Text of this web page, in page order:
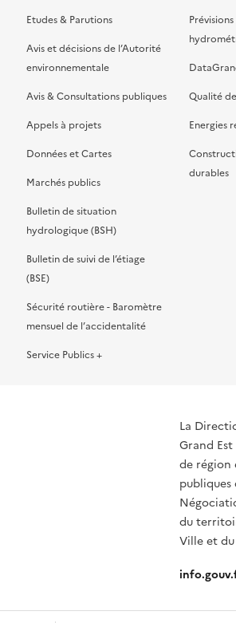
Etudes & Parutions
Avis et décisions de l’Autorité
environnementale
Avis & Consultations publiques
Appels à projets
Données et Cartes
Marchés publics
Bulletin de situation
hydrologique (BSH)
Bulletin de suivi de l’étiage
(BSE)
Sécurité routière - Baromètre
mensuel de l’accidentalité
Service Publics +
Qualité
Energies
durables
La
Grand
de région
du
Ville et